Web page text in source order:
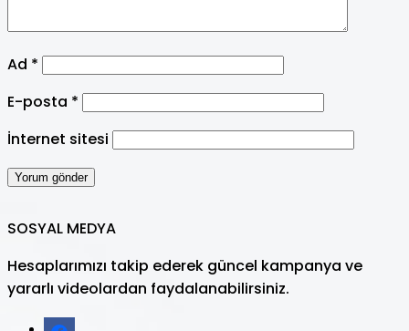
Ad *
E-posta *
İnternet sitesi
SOSYAL MEDYA
Hesaplarımızı takip ederek güncel kampanya ve
yararlı videolardan faydalanabilirsiniz.
facebook